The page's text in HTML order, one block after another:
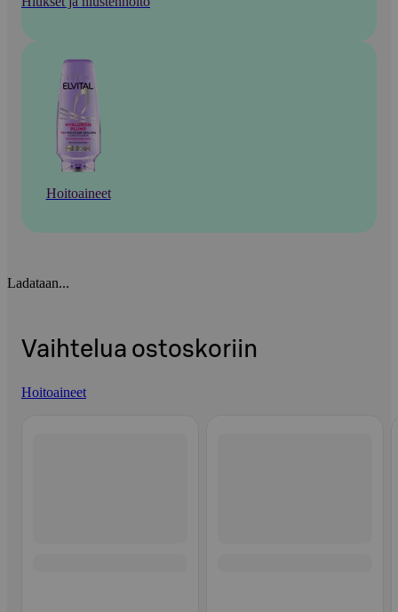
Hoitoaineet
Ladataan...
Vaihtelua ostoskoriin
Hoitoaineet